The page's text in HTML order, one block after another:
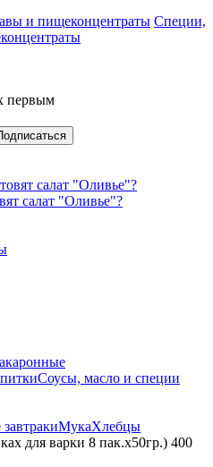
Специи,
первым
салат "Оливье"?
Соусы, масло и специи
МукаХлебцы
для варки 8 пак.х50гр.) 400